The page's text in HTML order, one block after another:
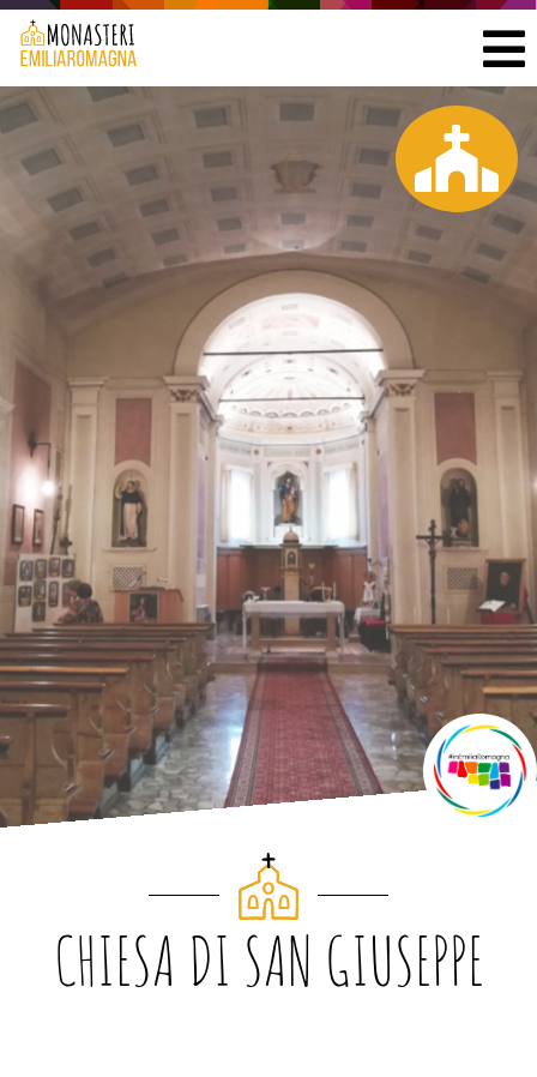
CHIESA DI SAN GIUSEPPE